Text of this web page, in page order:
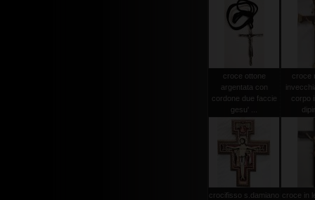
croce ottone
argentata con
cordone due faccie
gesu' ...
croce
corpo
crocifisso s.damiano
croce in